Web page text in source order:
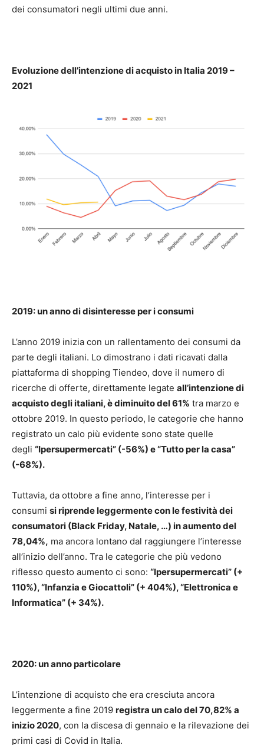
dei consumatori negli ultimi due anni.
Evoluzione dell’intenzione di acquisto in Italia 2019 –
2021
2019: un anno di disinteresse per i consumi
L’anno 2019 inizia con un rallentamento dei consumi da
parte degli italiani. Lo dimostrano i dati ricavati dalla
piattaforma di shopping Tiendeo, dove il numero di
ricerche di offerte, direttamente legate all’intenzione di
acquisto degli italiani, è diminuito del 61% tra marzo e
ottobre 2019. In questo periodo, le categorie che hanno
registrato un calo più evidente sono state quelle
degli “Ipersupermercati” (-56%) e “Tutto per la casa”
(-68%).
Tuttavia, da ottobre a fine anno, l’interesse per i
consumi si riprende leggermente con le festività dei
consumatori (Black Friday, Natale, …) in aumento del
78,04%, ma ancora lontano dal raggiungere l’interesse
all’inizio dell’anno. Tra le categorie che più vedono
riflesso questo aumento ci sono: “Ipersupermercati” (+
110%), “Infanzia e Giocattoli” (+ 404%), “Elettronica e
Informatica” (+ 34%).
2020: un anno particolare
L’intenzione di acquisto che era cresciuta ancora
leggermente a fine 2019 registra un calo del 70,82% a
inizio 2020, con la discesa di gennaio e la rilevazione dei
primi casi di Covid in Italia.